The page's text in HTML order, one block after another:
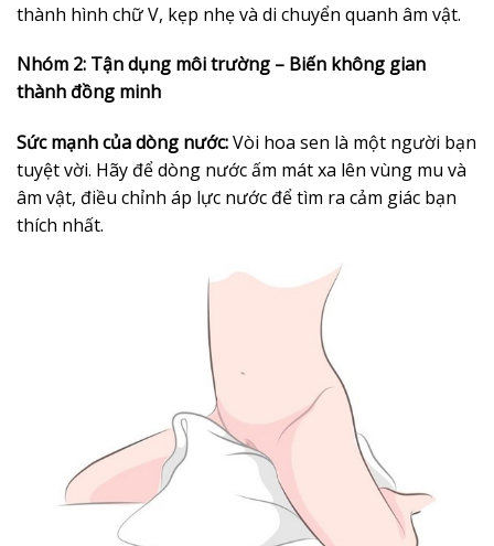
thành hình chữ V, kẹp nhẹ và di chuyển quanh âm vật.
Nhóm 2: Tận dụng môi trường – Biến không gian
thành đồng minh
Sức mạnh của dòng nước:Vòi hoa sen là một người bạn
tuyệt vời. Hãy để dòng nước ấm mát xa lên vùng mu và
âm vật, điều chỉnh áp lực nước để tìm ra cảm giác bạn
thích nhất.